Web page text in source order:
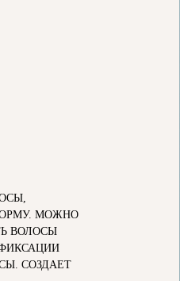
МОЖНО
ВОЛОСЫ
СОЗДАЕТ